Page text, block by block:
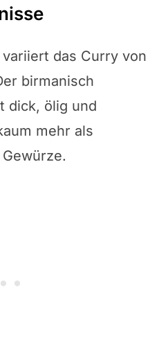
das Curry von
birmanisch
dick, ölig und
mehr als